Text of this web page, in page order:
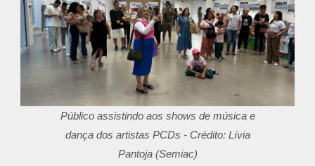
Público assistindo aos shows de música e
dança dos artistas PCDs - Crédito: Lívia
Pantoja (Semiac)